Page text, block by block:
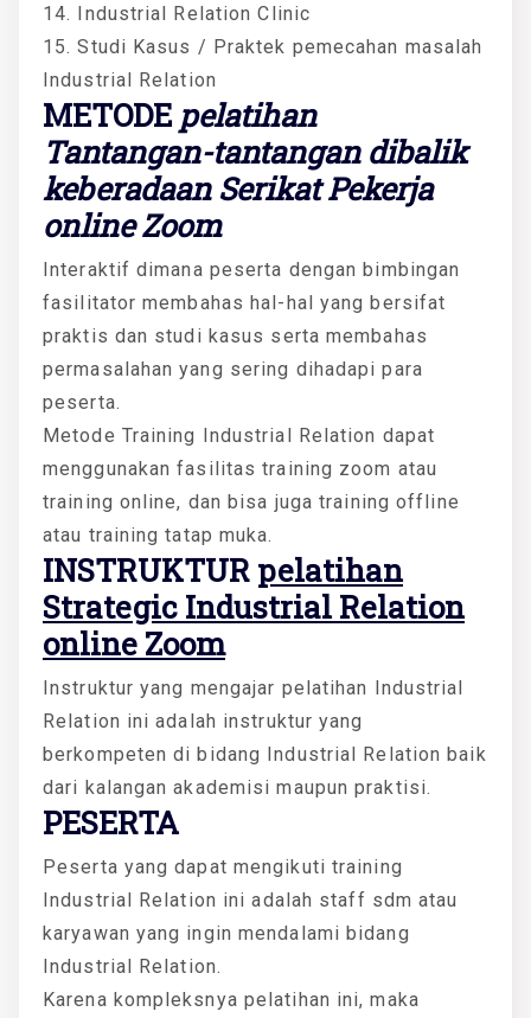
14. Industrial Relation Clinic
15. Studi Kasus / Praktek pemecahan masalah
Industrial Relation
METODE pelatihan
Tantangan-tantangan dibalik
keberadaan Serikat Pekerja
online Zoom
Interaktif dimana peserta dengan bimbingan
fasilitator membahas hal-hal yang bersifat
praktis dan studi kasus serta membahas
permasalahan yang sering dihadapi para
peserta.
Metode Training Industrial Relation dapat
menggunakan fasilitas training zoom atau
training online, dan bisa juga training offline
atau training tatap muka.
INSTRUKTUR pelatihan
Strategic Industrial Relation
online Zoom
Instruktur yang mengajar pelatihan Industrial
Relation ini adalah instruktur yang
berkompeten di bidang Industrial Relation baik
dari kalangan akademisi maupun praktisi.
PESERTA
Peserta yang dapat mengikuti training
Industrial Relation ini adalah staff sdm atau
karyawan yang ingin mendalami bidang
Industrial Relation.
Karena kompleksnya pelatihan ini, maka